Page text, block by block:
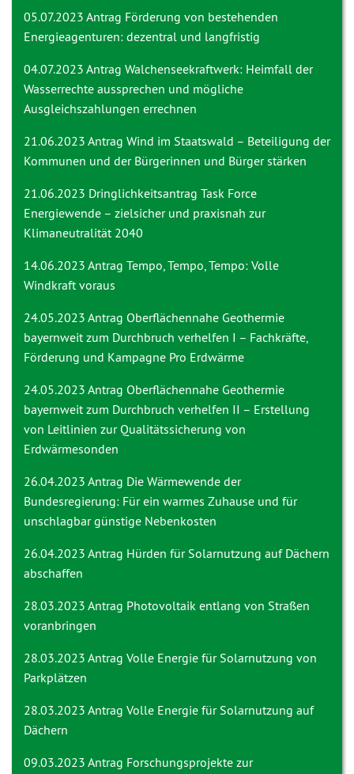
05.07.2023 Antrag Förderung von bestehenden
Energieagenturen: dezentral und langfristig
04.07.2023 Antrag Walchenseekraftwerk: Heimfall der
Wasserrechte aussprechen und mögliche
Ausgleichszahlungen errechnen
21.06.2023 Antrag Wind im Staatswald – Beteiligung der
Kommunen und der Bürgerinnen und Bürger stärken
21.06.2023 Dringlichkeitsantrag Task Force
Energiewende – zielsicher und praxisnah zur
Klimaneutralität 2040
14.06.2023 Antrag Tempo, Tempo, Tempo: Volle
Windkraft voraus
24.05.2023 Antrag Oberflächennahe Geothermie
bayernweit zum Durchbruch verhelfen I – Fachkräfte,
Förderung und Kampagne Pro Erdwärme
24.05.2023 Antrag Oberflächennahe Geothermie
bayernweit zum Durchbruch verhelfen II – Erstellung
von Leitlinien zur Qualitätssicherung von
Erdwärmesonden
26.04.2023 Antrag Die Wärmewende der
Bundesregierung: Für ein warmes Zuhause und für
unschlagbar günstige Nebenkosten
26.04.2023 Antrag Hürden für Solarnutzung auf Dächern
abschaffen
28.03.2023 Antrag Photovoltaik entlang von Straßen
voranbringen
28.03.2023 Antrag Volle Energie für Solarnutzung von
Parkplätzen
28.03.2023 Antrag Volle Energie für Solarnutzung auf
Dächern
09.03.2023 Antrag Forschungsprojekte zur